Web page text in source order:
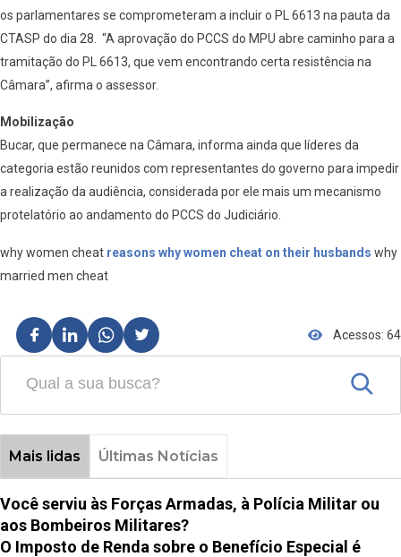
os parlamentares se comprometeram a incluir o PL 6613 na pauta da
CTASP do dia 28. “A aprovação do PCCS do MPU abre caminho para a
tramitação do PL 6613, que vem encontrando certa resistência na
Câmara”, afirma o assessor.
Mobilização
Bucar, que permanece na Câmara, informa ainda que líderes da
categoria estão reunidos com representantes do governo para impedir
a realização da audiência, considerada por ele mais um mecanismo
protelatório ao andamento do PCCS do Judiciário.
why women cheat reasons why women cheat on their husbands why
married men cheat
Acessos: 64
Mais lidas Últimas Notícias
Você serviu às Forças Armadas, à Polícia Militar ou
aos Bombeiros Militares?
O Imposto de Renda sobre o Benefício Especial é